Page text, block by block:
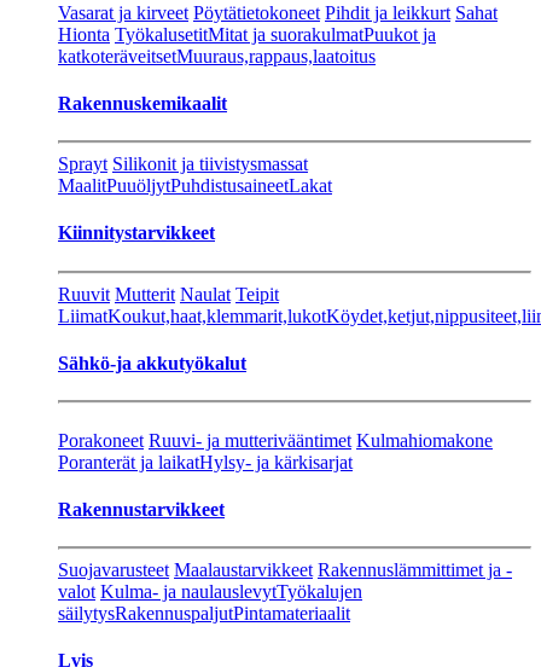
Vasarat ja kirveet Pöytätietokoneet Pihdit ja leikkurt Sahat
Hionta TyökalusetitMitat ja suorakulmatPuukot ja
katkoteräveitsetMuuraus,rappaus,laatoitus
Rakennuskemikaalit
Sprayt Silikonit ja tiivistysmassat
MaalitPuuöljytPuhdistusaineetLakat
Kiinnitystarvikkeet
Ruuvit Mutterit Naulat Teipit
LiimatKoukut,haat,klemmarit,lukot
Sähkö-ja akkutyökalut
Porakoneet Ruuvi- ja mutterivääntimet Kulmahiomakone
Poranterät ja laikatHylsy- ja kärkisarjat
Rakennustarvikkeet
Suojavarusteet Maalaustarvikkeet Rakennuslämmittimet ja -
valot Kulma- ja naulauslevytTyökalujen
säilytysRakennuspaljutPintamateriaalit
Lvis